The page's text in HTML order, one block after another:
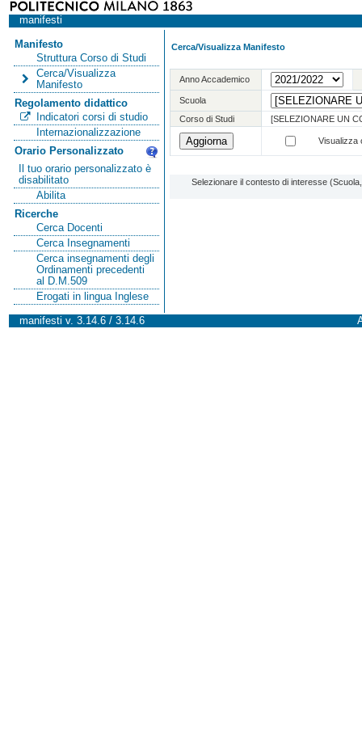
manifesti
Manifesto
Struttura Corso di Studi
Cerca/Visualizza
Manifesto
Regolamento didattico
Indicatori corsi di studio
Internazionalizzazione
Orario Personalizzato
Il tuo orario personalizzato è
disabilitato
Abilita
Ricerche
Cerca Docenti
Cerca Insegnamenti
Cerca insegnamenti degli
Ordinamenti precedenti
al D.M.509
Erogati in lingua Inglese
Cerca/Visualizza Manifesto
Anno Accademico
Scuola
Corso di Studi
[SELEZIONARE UN
Visualizza
Selezionare il contesto di interesse
manifesti v. 3.14.6 / 3.14.6